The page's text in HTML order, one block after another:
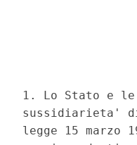
1. Lo Stato e
sussidiarieta'
legge 15